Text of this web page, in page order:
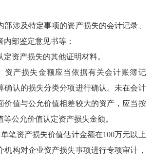
部涉及特定事项的资产损失的会计记录、
部鉴定意见书等；
定资产损失的其他证明材料。
资产损失金额应当依据有关会计账簿记
确认的损失分类分项进行确认。未在会计
价值与公允价值相差较大的资产，应当按
等公允价值认定资产损失金额。
单笔资产损失价值估计金额在100万元以
上
机构对企业资产损失事项进行专项审计，